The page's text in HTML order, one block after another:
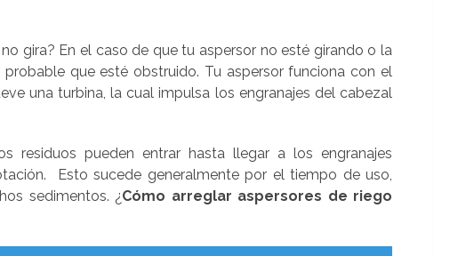
gira? En el caso de que tu aspersor no esté girando o la
que esté obstruido. Tu aspersor funciona con el
una turbina, la cual impulsa los engranajes del cabezal
residuos pueden entrar hasta llegar a los engranajes
Esto sucede generalmente por el tiempo de uso,
sedimentos. ¿Cómo arreglar aspersores de riego